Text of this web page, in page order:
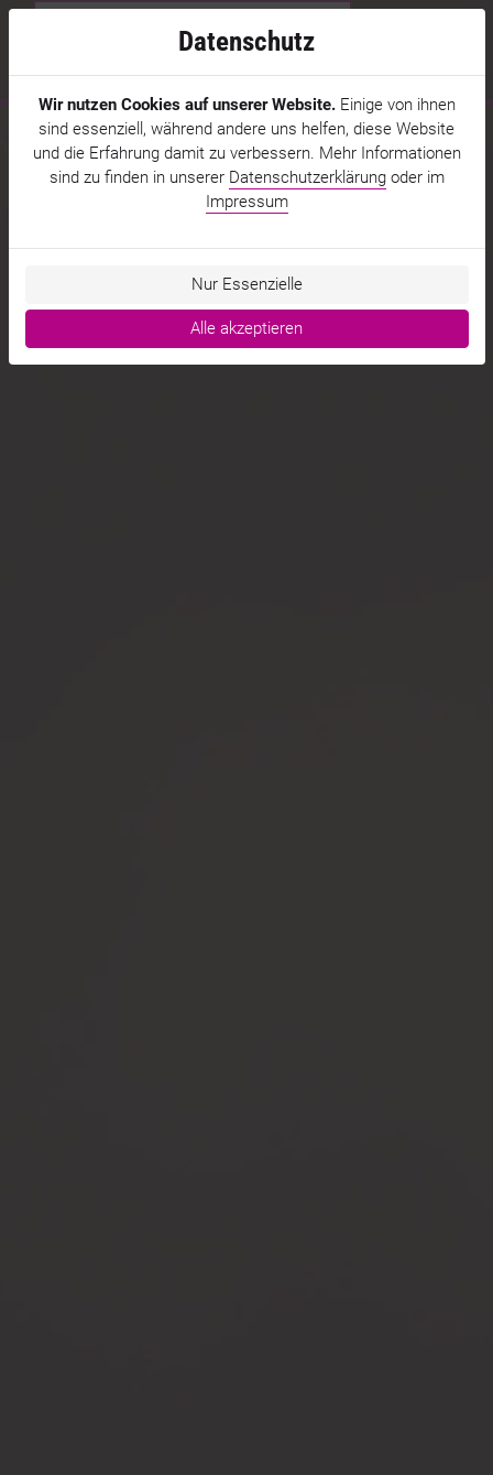
Datenschutz
Wir nutzen Cookies auf unserer Website.Einige von ihnen
sind essenziell, während andere uns helfen, diese Website
und die Erfahrung damit zu verbessern. Mehr Informationen
sind zu finden in unserer Datenschutzerklärungoder im
Impressum
Nur Essenzielle
Alle akzeptieren